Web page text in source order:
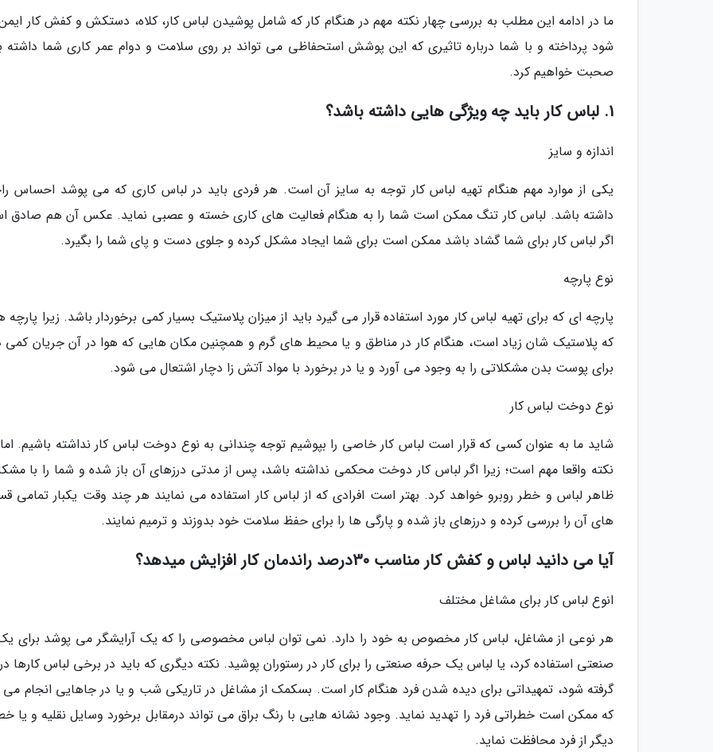
ما در ادامه این مطلب به بررسی چهار نکته مهم در هنگام کار که شامل پوشیدن لباس کار، کلاه، دستکش و کفش کار
شود پرداخته و با شما درباره تاثیری که این پوشش استحفاظی می تواند بر روی سلامت و دوام عمر کاری شما داشته
صحبت خواهیم کرد.
1. لباس کار باید چه ویژگی هایی داشته باشد؟
اندازه و سایز
یکی از موارد مهم هنگام تهیه لباس کار توجه به سایز آن است. هر فردی باید در لباس کاری که می پوشد احساس
داشته باشد. لباس کار تنگ ممکن است شما را به هنگام فعالیت های کاری خسته و عصبی نماید. عکس آن هم صادق
اگر لباس کار برای شما گشاد باشد ممکن است برای شما ایجاد مشکل کرده و جلوی دست و پای شما را بگیرد.
نوع پارچه
پارچه ای که برای تهیه لباس کار مورد استفاده قرار می گیرد باید از میزان پلاستیک بسیار کمی برخوردار باشد. زیرا پارچه
که پلاستیک شان زیاد است، هنگام کار در مناطق و یا محیط های گرم و همچنین مکان هایی که هوا در آن جریان کمی
برای پوست بدن مشکلاتی را به وجود می آورد و یا در برخورد با مواد آتش زا دچار اشتعال می شود.
نوع دوخت لباس کار
شاید ما به عنوان کسی که قرار است لباس کار خاصی را بپوشیم توجه چندانی به نوع دوخت لباس کار نداشته باشیم.
نکته واقعا مهم است؛ زیرا اگر لباس کار دوخت محکمی نداشته باشد، پس از مدتی درزهای آن باز شده و شما را با
ظاهر لباس و خطر روبرو خواهد کرد. بهتر است افرادی که از لباس کار استفاده می نمایند هر چند وقت یکبار تمامی
های آن را بررسی کرده و درزهای باز شده و پارگی ها را برای حفظ سلامت خود بدوزند و ترمیم نمایند.
آیا می دانید لباس و کفش کار مناسب 30درصد راندمان کار افزایش میدهد؟
انوع لباس کار برای مشاغل مختلف
هر نوعی از مشاغل، لباس کار مخصوص به خود را دارد. نمی توان لباس مخصوصی را که یک آرایشگر می پوشد برای
صنعتی استفاده کرد، یا لباس یک حرفه صنعتی را برای کار در رستوران پوشید. نکته دیگری که باید در برخی لباس کارها
گرفته شود، تمهیداتی برای دیده شدن فرد هنگام کار است. بسکمک از مشاغل در تاریکی شب و یا در جاهایی انجام
که ممکن است خطراتی فرد را تهدید نماید. وجود نشانه هایی با رنگ براق می تواند درمقابل برخورد وسایل نقلیه و یا
دیگر از فرد محافظت نماید.